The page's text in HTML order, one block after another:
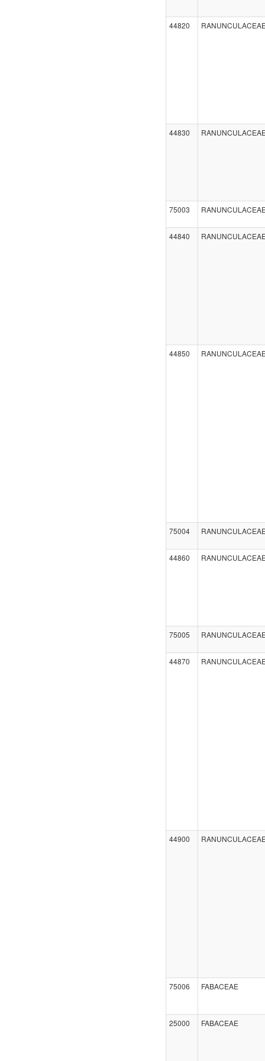
44820
44830
75003
44840
44850
75004
44860
75005
44870
44900
75006 FABACEAE
25000 FABACEAE